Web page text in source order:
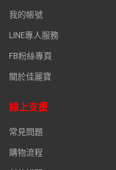
我的帳號
LINE專人服務
FB粉絲專頁
關於佳麗寶
線上支援
常見問題
購物流程